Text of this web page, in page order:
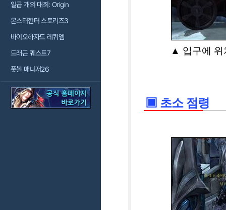
일곱 개의 대죄: Origin
몬스터헌터 스토리즈3
바이오하자드 레퀴엠
드래곤 퀘스트7
풋볼 매니저26
▲ 입구에 위
▣ 초소 점령